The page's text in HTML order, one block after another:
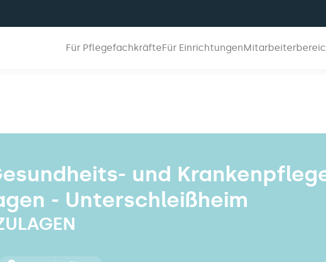
Für PflegefachkräfteFür Einrichtungen
und
- Unterschleißheim